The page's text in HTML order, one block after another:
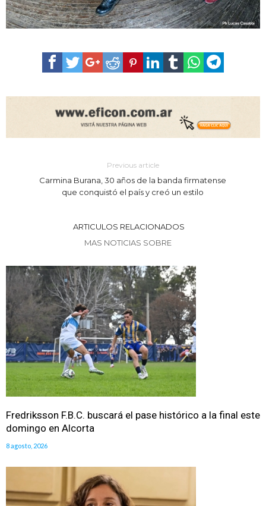
Previous article
Carmina Burana, 30 años de la banda firmatense
que conquistó el país y creó un estilo
ARTICULOS RELACIONADOS
MAS NOTICIAS SOBRE
Fredriksson F.B.C. buscará el pase histórico a la final este
domingo en Alcorta
8 agosto, 2026